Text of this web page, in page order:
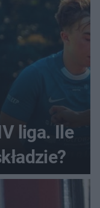
liga. Ile